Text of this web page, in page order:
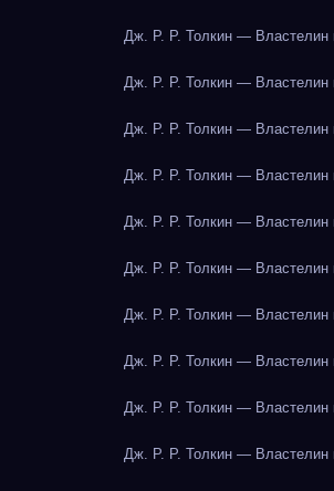
Дж. Р. Р. Толкин — Властелин
Дж. Р. Р. Толкин — Властелин
Дж. Р. Р. Толкин — Властелин
Дж. Р. Р. Толкин — Властелин
Дж. Р. Р. Толкин — Властелин
Дж. Р. Р. Толкин — Властелин
Дж. Р. Р. Толкин — Властелин
Дж. Р. Р. Толкин — Властелин
Дж. Р. Р. Толкин — Властелин
Дж. Р. Р. Толкин — Властелин